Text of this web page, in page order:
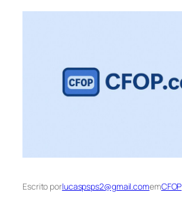
Escrito porlucaspsps2@gmail.comemCFOP